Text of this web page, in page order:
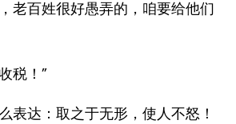
老百姓很好愚弄的，咱要给他们
税！”
表达：取之于无形，使人不怒！